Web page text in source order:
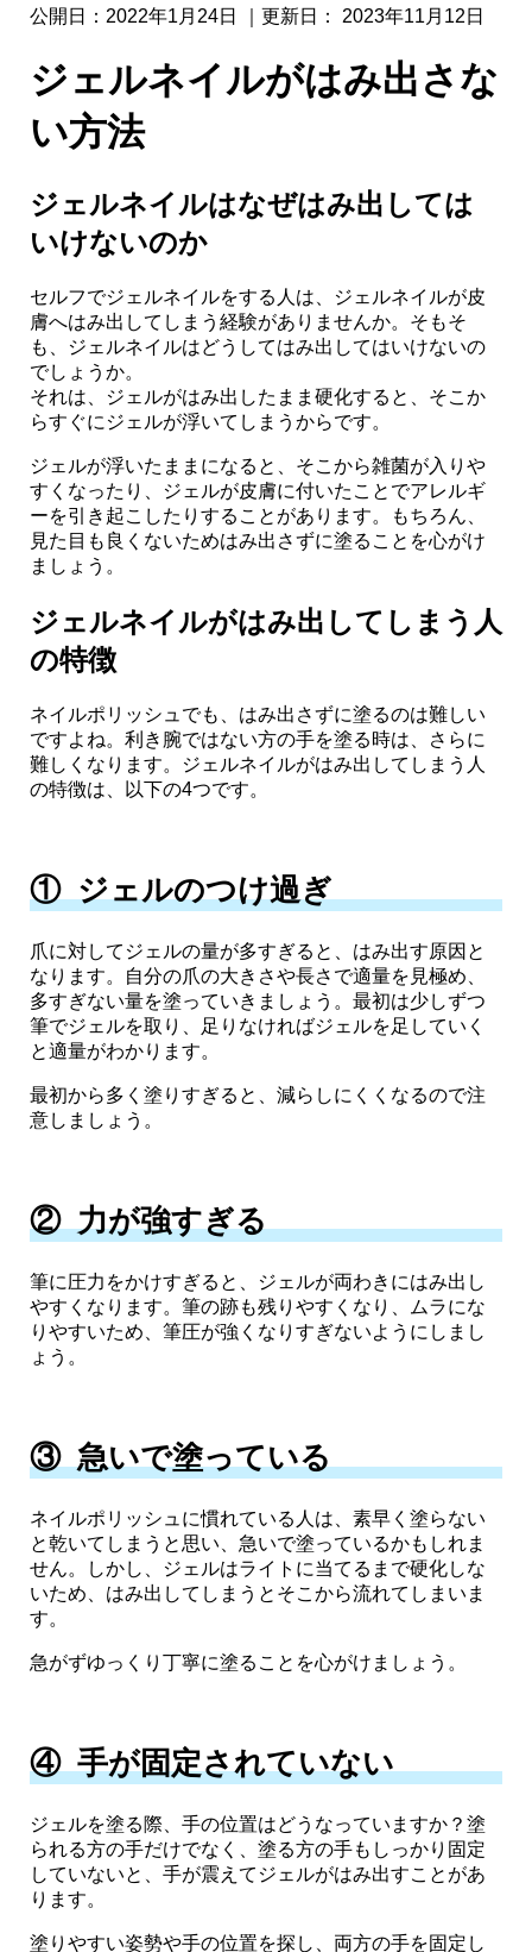
公開日： 2022年1月24日 ｜更新日： 2023年11月12日
ジェルネイルがはみ出さな
い方法
ジェルネイルはなぜはみ出しては
いけないのか
セルフでジェルネイルをする人は、ジェルネイルが皮
膚へはみ出してしまう経験がありませんか。そもそ
も、ジェルネイルはどうしてはみ出してはいけないの
でしょうか。
それは、ジェルがはみ出したまま硬化すると、そこか
らすぐにジェルが浮いてしまうからです。
ジェルが浮いたままになると、そこから雑菌が入りや
すくなったり、ジェルが皮膚に付いたことでアレルギ
ーを引き起こしたりすることがあります。もちろん、
見た目も良くないためはみ出さずに塗ることを心がけ
ましょう。
ジェルネイルがはみ出してしまう人
の特徴
ネイルポリッシュでも、はみ出さずに塗るのは難しい
ですよね。利き腕ではない方の手を塗る時は、さらに
難しくなります。ジェルネイルがはみ出してしまう人
の特徴は、以下の4つです。
① ジェルのつけ過ぎ
爪に対してジェルの量が多すぎると、はみ出す原因と
なります。自分の爪の大きさや長さで適量を見極め、
多すぎない量を塗っていきましょう。最初は少しずつ
筆でジェルを取り、足りなければジェルを足していく
と適量がわかります。
最初から多く塗りすぎると、減らしにくくなるので注
意しましょう。
② 力が強すぎる
筆に圧力をかけすぎると、ジェルが両わきにはみ出し
やすくなります。筆の跡も残りやすくなり、ムラにな
りやすいため、筆圧が強くなりすぎないようにしまし
ょう。
③ 急いで塗っている
ネイルポリッシュに慣れている人は、素早く塗らない
と乾いてしまうと思い、急いで塗っているかもしれま
せん。しかし、ジェルはライトに当てるまで硬化しな
いため、はみ出してしまうとそこから流れてしまいま
す。
急がずゆっくり丁寧に塗ることを心がけましょう。
④ 手が固定されていない
ジェルを塗る際、手の位置はどうなっていますか？塗
られる方の手だけでなく、塗る方の手もしっかり固定
していないと、手が震えてジェルがはみ出すことがあ
ります。
塗りやすい姿勢や手の位置を探し、両方の手を固定し